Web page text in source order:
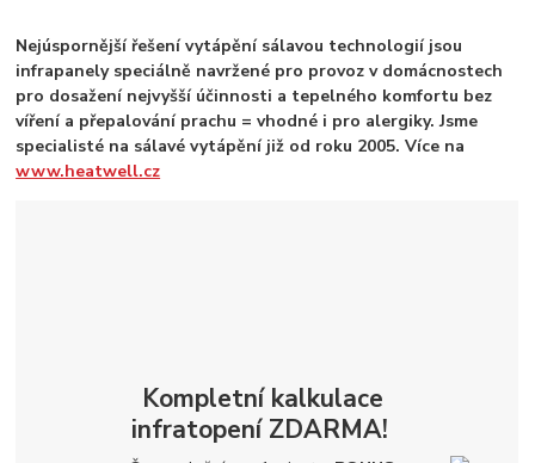
Nejúspornější řešení vytápění sálavou technologií jsou
infrapanely speciálně navržené pro provoz v domácnostech
pro dosažení nejvyšší účinnosti a tepelného komfortu bez
víření a přepalování prachu = vhodné i pro alergiky. Jsme
specialisté na sálavé vytápění již od roku 2005. Více na
www.heatwell.cz
Kompletní kalkulace
infratopení ZDARMA!